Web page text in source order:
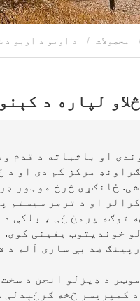
محصولات د اوبو د اوبو د
لپاره د
ګراونډ مرکز کم دی او
شی. ځانګړی څرخ موټور
کرالر او د ترمز
توګه پرمخ ځی ، بلکې
خوندیتوب یقینی کوی.
رپینګ ضد بې ساری آله
موټر د ډیزلو انجن د
د کمپریسر څخه